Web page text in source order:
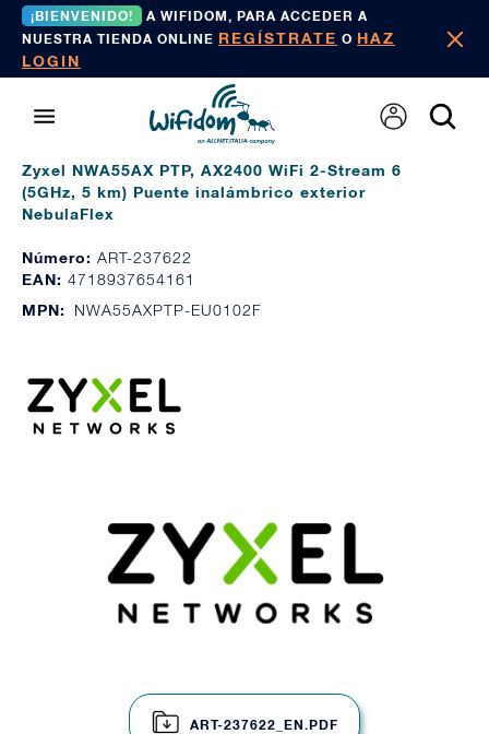
¡BIENVENIDO!
A WIFIDOM, PARA ACCEDER A
NUESTRA TIENDA ONLINE REGÍSTRATE O HAZ
LOGIN
Zyxel NWA55AX PTP, AX2400 WiFi 2-Stream 6
(5GHz, 5 km) Puente inalámbrico exterior
NebulaFlex
Número: ART-237622
EAN: 4718937654161
MPN:
NWA55AXPTP-EU0102F
ART-237622_EN.PDF